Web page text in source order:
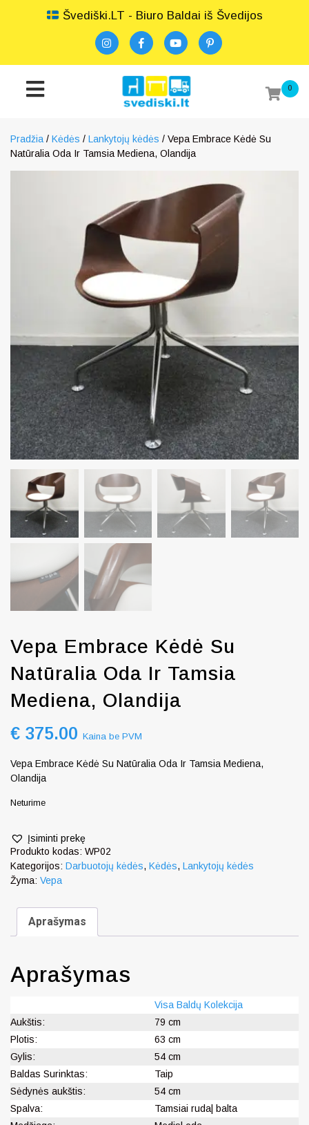
Švediški.LT - Biuro Baldai iš Švedijos
0
Pradžia / Kėdės / Lankytojų kėdės / Vepa Embrace Kėdė Su
Natūralia Oda Ir Tamsia Mediena, Olandija
Vepa Embrace Kėdė Su
Natūralia Oda Ir Tamsia
Mediena, Olandija
€ 375.00 Kaina be PVM
Vepa Embrace Kėdė Su Natūralia Oda Ir Tamsia Mediena,
Olandija
Neturime
Įsiminti prekę
Produkto kodas: WP02
Kategorijos: Darbuotojų kėdės, Kėdės, Lankytojų kėdės
Žyma: Vepa
Aprašymas
Aprašymas
Visa Baldų Kolekcija
Aukštis:
79 cm
Plotis:
63 cm
Gylis:
54 cm
Baldas Surinktas:
Taip
Sėdynės aukštis:
54 cm
Spalva:
Tamsiai ruda| balta